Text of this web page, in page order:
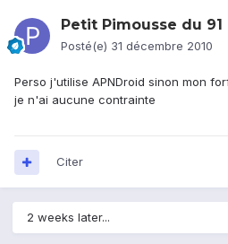
Petit Pimousse du 91
Posté(e) 31 décembre 2010
Perso j'utilise APNDroid sinon mon
je n'ai aucune contrainte
Citer
2 weeks later...